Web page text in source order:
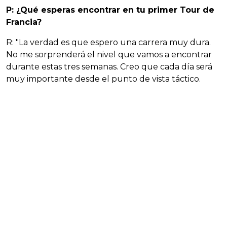
P: ¿Qué esperas encontrar en tu primer Tour de
Francia?
R: "La verdad es que espero una carrera muy dura.
No me sorprenderá el nivel que vamos a encontrar
durante estas tres semanas. Creo que cada día será
muy importante desde el punto de vista táctico.